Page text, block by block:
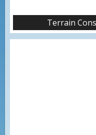
Terrain